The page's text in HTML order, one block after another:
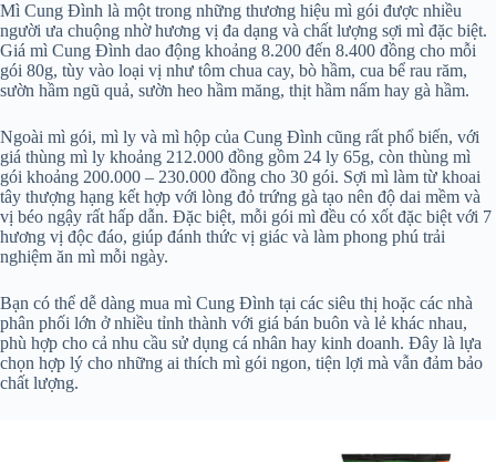
Mì Cung Đình là một trong những thương hiệu mì gói được nhiều
người ưa chuộng nhờ hương vị đa dạng và chất lượng sợi mì đặc biệt.
Giá mì Cung Đình dao động khoảng 8.200 đến 8.400 đồng cho mỗi
gói 80g, tùy vào loại vị như tôm chua cay, bò hầm, cua bể rau răm,
sườn hầm ngũ quả, sườn heo hầm măng, thịt hầm nấm hay gà hầm.
Ngoài mì gói, mì ly và mì hộp của Cung Đình cũng rất phổ biến, với
giá thùng mì ly khoảng 212.000 đồng gồm 24 ly 65g, còn thùng mì
gói khoảng 200.000 – 230.000 đồng cho 30 gói. Sợi mì làm từ khoai
tây thượng hạng kết hợp với lòng đỏ trứng gà tạo nên độ dai mềm và
vị béo ngậy rất hấp dẫn. Đặc biệt, mỗi gói mì đều có xốt đặc biệt với 7
hương vị độc đáo, giúp đánh thức vị giác và làm phong phú trải
nghiệm ăn mì mỗi ngày.
Bạn có thể dễ dàng mua mì Cung Đình tại các siêu thị hoặc các nhà
phân phối lớn ở nhiều tỉnh thành với giá bán buôn và lẻ khác nhau,
phù hợp cho cả nhu cầu sử dụng cá nhân hay kinh doanh. Đây là lựa
chọn hợp lý cho những ai thích mì gói ngon, tiện lợi mà vẫn đảm bảo
chất lượng.